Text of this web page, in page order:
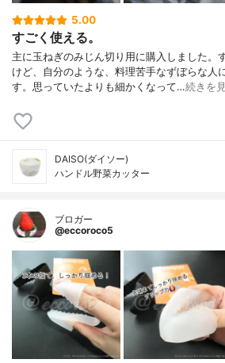
5.00
すごく使える。
主に玉ねぎのみじん切り用に購入しました。
けど、自分のような、料理苦手なずぼらな人
す。思っていたよりも細かくなって…続きを
DAISO(ダイソー)
ハンドル野菜カッター
ブロガー
@eccoroco5